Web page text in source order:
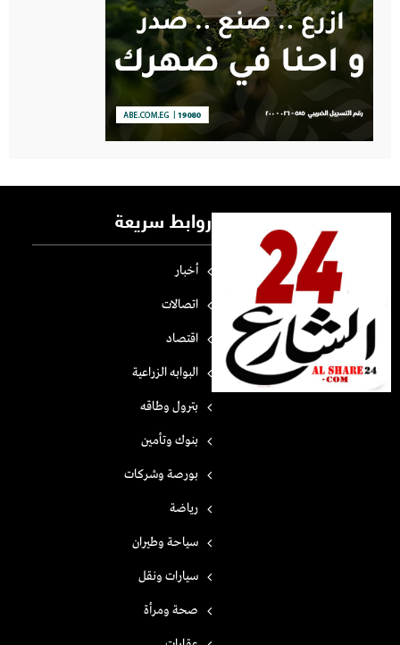
روابط سريعة
أخبار
اتصالات
اقتصاد
البوابه الزراعية
بترول وطاقه
بنوك وتأمين
بورصة وشركات
رياضة
سياحة وطيران
سيارات ونقل
صحة ومرأة